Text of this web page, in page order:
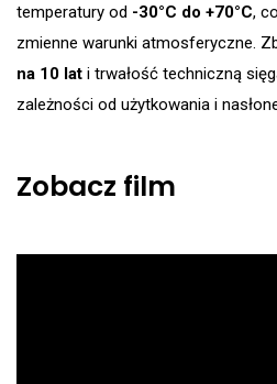
temperatury od -30°C do +70°C,
zmienne warunki atmosferyczne.
na 10 lat i trwałość techniczną
zależności od użytkowania i
Zobacz film